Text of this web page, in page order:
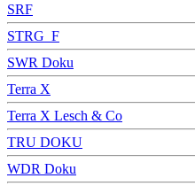
SRF
STRG_F
SWR Doku
Terra X
Terra X Lesch & Co
TRU DOKU
WDR Doku